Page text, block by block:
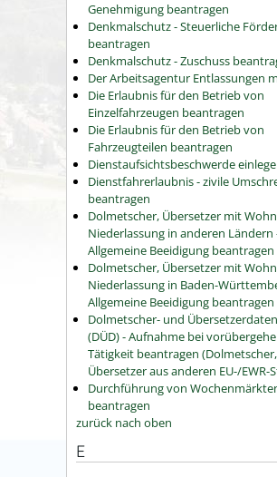
Genehmigung beantragen
Denkmalschutz - Steuerliche
beantragen
Denkmalschutz - Zuschuss
Der Arbeitsagentur Entlassungen
Die Erlaubnis für den Betrieb von
Einzelfahrzeugen beantragen
Die Erlaubnis für den Betrieb von
Fahrzeugteilen beantragen
Dienstaufsichtsbeschwerde
Dienstfahrerlaubnis - zivile
beantragen
Dolmetscher, Übersetzer mit
Niederlassung in anderen Ländern
Allgemeine Beeidigung beantragen
Dolmetscher, Übersetzer mit
Niederlassung in Baden-
Allgemeine Beeidigung beantragen
Dolmetscher- und
(DÜD) - Aufnahme bei
Tätigkeit beantragen (Dolmetscher,
Übersetzer aus anderen EU-/EWR-
Durchführung von
beantragen
zurück nach oben
E